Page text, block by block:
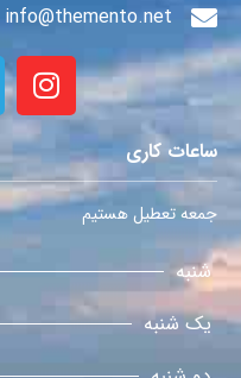
info@themento.net
ساعات کاری
جمعه تعطیل هستیم
شنبه
یک شنبه